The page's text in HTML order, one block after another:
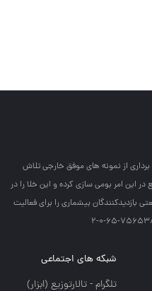
برداري از نمونه هاي موفق خارجي تلاش
اين امر بومي سازي كرده و اين خلا را در
بازديدكنندگان بيشماري را براي فعاليت
شبکه های اجتماعی
تلگرام - تالارتوزيع (ابزار)